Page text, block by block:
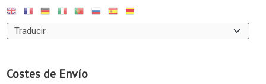
Costes de Envío